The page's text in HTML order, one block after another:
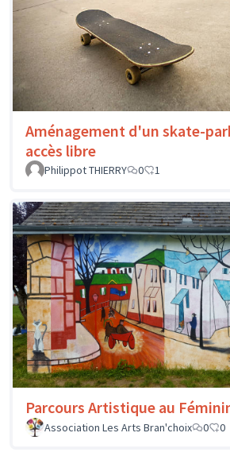
Aménagement d'un skate-
accès libre
Philippot THIERRY
0 1
Parcours Artistique au
Association Les Arts Bran'choix
0 0